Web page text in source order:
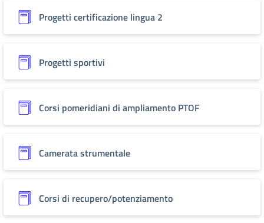
Progetti certificazione lingua 2
Progetti sportivi
Corsi pomeridiani di ampliamento PTOF
Camerata strumentale
Corsi di recupero/potenziamento